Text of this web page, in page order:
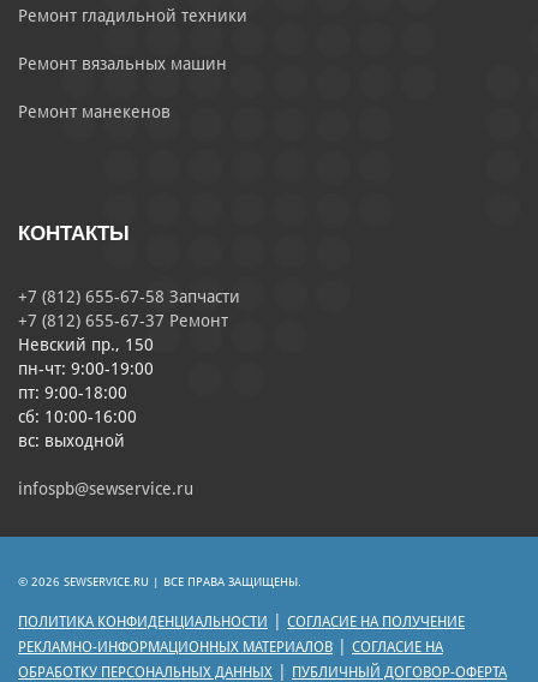
Ремонт гладильной техники
Ремонт вязальных машин
Ремонт манекенов
КОНТАКТЫ
+7 (812) 655-67-58 Запчасти
+7 (812) 655-67-37 Ремонт
Невский пр., 150
пн-чт: 9:00-19:00
пт: 9:00-18:00
сб: 10:00-16:00
вс: выходной
infospb@sewservice.ru
© 2026 SEWSERVICE.RU | ВСЕ ПРАВА ЗАЩИЩЕНЫ.
ПОЛИТИКА КОНФИДЕНЦИАЛЬНОСТИ
СОГЛАСИЕ НА ПОЛУЧЕНИЕ
РЕКЛАМНО-ИНФОРМАЦИОННЫХ МАТЕРИАЛОВ
СОГЛАСИЕ НА
ОБРАБОТКУ ПЕРСОНАЛЬНЫХ ДАННЫХ
ПУБЛИЧНЫЙ ДОГОВОР-ОФЕРТА